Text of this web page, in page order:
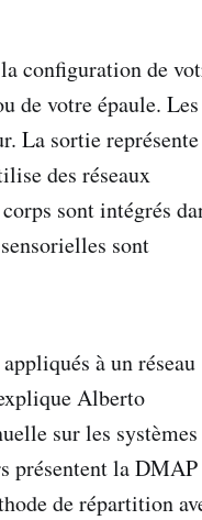
configuration de
de votre épaule. Les
La sortie représente
des réseaux
sont intégrés
sont
à un réseau
Alberto
sur les systèmes
présentent la DMAP
de répartition